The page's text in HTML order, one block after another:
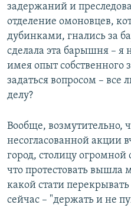
задержаний и
отделение омоновцев,
дубинками, гнались за
сделала эта барышня – я
имея опыт собственного
задаться вопросом –
делу?
Вообще, возмутительно,
несогласованной акции
город, столицу огромной
что протестовать вышла
какой стати
сейчас – "держать и не